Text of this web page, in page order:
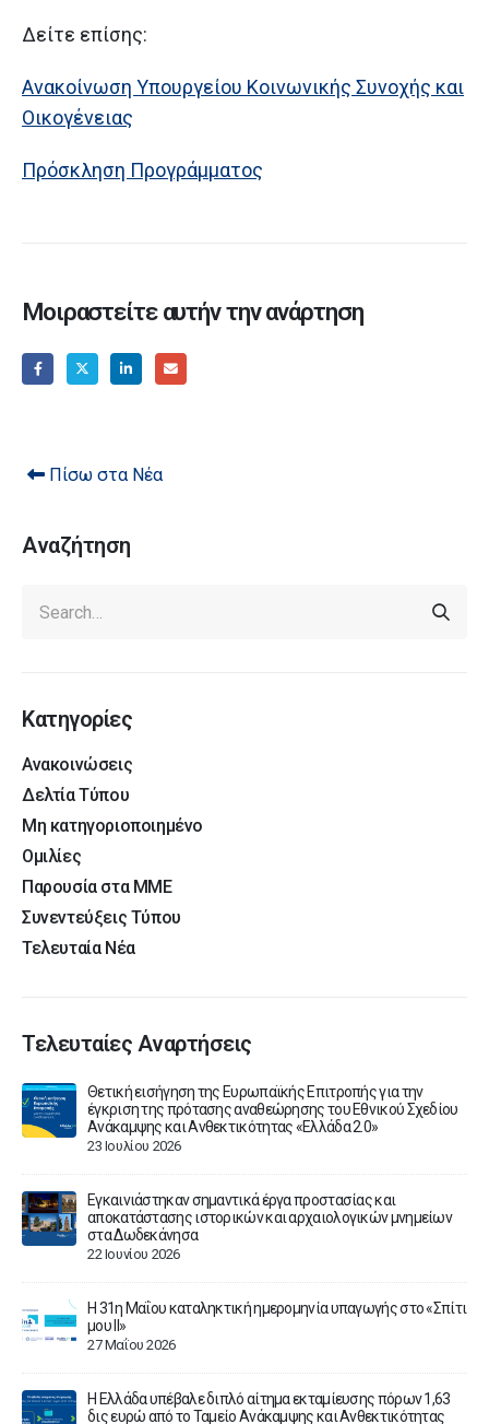
Δείτε επίσης:
Ανακοίνωση Υπουργείου Κοινωνικής Συνοχής και
Οικογένειας
Πρόσκληση Προγράμματος
Μοιραστείτε αυτήν την ανάρτηση
Πίσω στα Νέα
Αναζήτηση
Κατηγορίες
Ανακοινώσεις
Δελτία Τύπου
Μη κατηγοριοποιημένο
Ομιλίες
Παρουσία στα ΜΜΕ
Συνεντεύξεις Τύπου
Τελευταία Νέα
Τελευταίες Αναρτήσεις
Συνέντευξη Τύπου του Αναπληρωτή Υπουργού Εθνικής
Οικονομίας και Οικονομικών Νίκου Παπαθανάση: Στο 100%
η απορρόφηση των δανείων του Ταμείου Ανάκαμψης.
19 Μαΐου 2026
Σπίτι μου ΙΙ: Τα εγκεκριμένα στεγαστικά δάνεια που δεν θα
προλάβουν να συμβασιοποιηθούν έως 2 Ιουνίου 2026,
δύναται να συμβασιοποιηθούν έως 31 Αυγούστου 2026, με
πόρους της Ελληνικής Αναπτυξιακής Τράπεζας
Υποβλήθηκε στην Ευρωπαϊκή Επιτροπή η πρόταση
αναθεώρησης του Εθνικού Σχεδίου Ανάκαμψης και